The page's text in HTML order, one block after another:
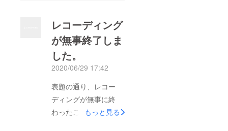
レコーディング
が無事終了しま
した。
2020/06/29 17:42
表題の通り、レコー
ディングが無事に終
わったことをご報告致
もっと見る